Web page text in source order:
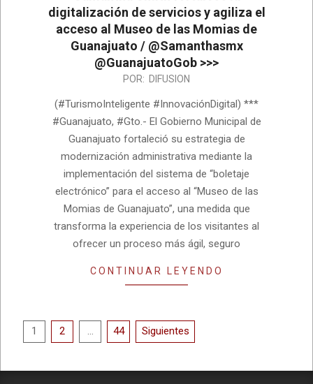
digitalización de servicios y agiliza el
acceso al Museo de las Momias de
Guanajuato / @Samanthasmx
@GuanajuatoGob >>>
POR: DIFUSION
(#TurismoInteligente #InnovaciónDigital) ***
#Guanajuato, #Gto.- El Gobierno Municipal de
Guanajuato fortaleció su estrategia de
modernización administrativa mediante la
implementación del sistema de “boletaje
electrónico” para el acceso al “Museo de las
Momias de Guanajuato”, una medida que
transforma la experiencia de los visitantes al
ofrecer un proceso más ágil, seguro
CONTINUAR LEYENDO
Paginación
entradas
1 2 … 44 Siguientes